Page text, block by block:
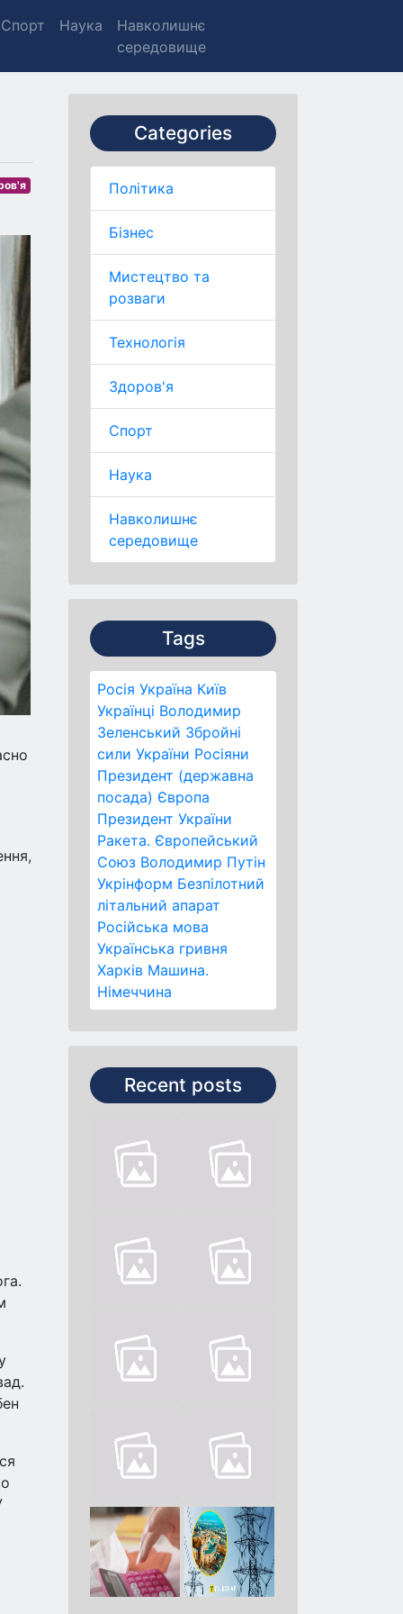
Спорт Наука
Навколишнє
середовище
Categories
Політика
Бізнес
Мистецтво та
розваги
Технологія
Здоров'я
Спорт
Наука
Навколишнє
середовище
Tags
Росія Україна Київ
Українці Володимир
Зеленський Збройні
сили України Росіяни
Президент (державна
посада) Європа
Президент України
Ракета. Європейський
Союз Володимир Путін
Укрінформ Безпілотний
літальний апарат
Російська мова
Українська гривня
Харків Машина.
Німеччина
Recent posts